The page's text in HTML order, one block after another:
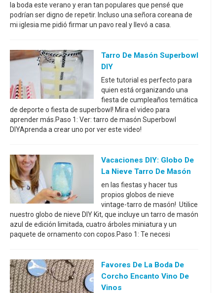
la boda este verano y eran tan populares que pensé que
podrían ser digno de repetir. Incluso una señora coreana de
mi iglesia me pidió firmar un pavo real y llevó a casa.
Tarro De Masón Superbowl
DIY
Este tutorial es perfecto para
quien está organizando una
fiesta de cumpleaños temática
de deporte o fiesta de superbowl! Mira el video para
aprender más.Paso 1: Ver: tarro de masón Superbowl
DIYAprenda a crear uno por ver este video!
Vacaciones DIY: Globo De
La Nieve Tarro De Masón
en las fiestas y hacer tus
propios globos de nieve
vintage-tarro de masón! Utilice
nuestro globo de nieve DIY Kit, que incluye un tarro de masón
azul de edición limitada, cuatro árboles miniatura y un
paquete de ornamento con copos.Paso 1: Te necesi
Favores De La Boda De
Corcho Encanto Vino De
Vinos